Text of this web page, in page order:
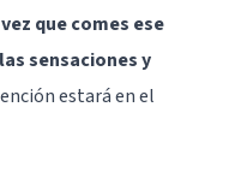
que comes ese
sensaciones y
estará en el